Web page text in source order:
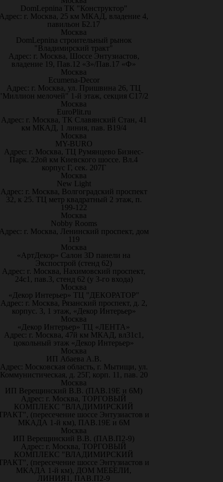
DomLepnina ТК "Конструктор"
г. Москва, 25 км МКАД, владение 4,
павильон Б2.17
Москва
DomLepnina строительный рынок
"Владимирский тракт"
Адрес: г. Москва, Шоссе Энтузиастов,
владение 19, Пав.12 «З»/Пав.17 «Ф»
Москва
Ecumena-Decor
Адрес: г. Москва, ул. Пришвина 26, ТЦ
мелочей" 1-й этаж, секция С17/2
Москва
EuroPlit.ru
Адрес: г. Москва, ТК Славянский Стан, 41
км МКАД, 1 линия, пав. В19/4
Москва
MY-BURO
Адрес: г. Москва, ТЦ Румянцево Бизнес-
Парк. 22ой км Киевского шоссе. Вл.4
корпус Г, сек. 207Г
Москва
New Light
Адрес: г. Москва, Волгоградский проспект
32, к 25. ТЦ метр квадратный 2 этаж, п.
199-122
Москва
Nobby Rooms
г. Москва, Ленинский проспект, дом
119
Москва
«АртДекор» Салон 3D панели на
Экспострой (стенд 62)
Адрес: г. Москва, Нахимовский проспект,
24с1, пав.3, стенд 62 (у 3-го входа)
Москва
«Декор Интерьер» ТЦ "ДЕКОРАТОР"
Адрес: г. Москва, Рязанский проспект, д. 2,
корпус. 3, 1 этаж, «Декор Интерьер»
Москва
«Декор Интерьер» ТЦ «ЛЕНТА»
Адрес: г. Москва, 47й км МКАД, вл31с1,
цокольный этаж «Декор Интерьер»
Москва
ИП Абаева А.В.
Адрес: Московская область, г. Мытищи, ул.
Коммунистическая, д. 25Г, корп. 11, пав. 20
Москва
ИП Верещинский В.В. (ПАВ.19Е и 6М)
Адрес: г. Москва, ТОРГОВЫЙ
КОМПЛЕКС "ВЛАДИМИРСКИЙ
(пересечение шоссе Энтузиастов и
МКАДА 1-й км), ПАВ.19Е и 6М
Москва
ИП Верещинский В.В. (ПАВ.П2-9)
Адрес: г. Москва, ТОРГОВЫЙ
КОМПЛЕКС "ВЛАДИМИРСКИЙ
(пересечение шоссе Энтузиастов и
МКАДА 1-й км), ДОМ МЕБЕЛИ,
ЛИНИЯ1, ПАВ.П2-9